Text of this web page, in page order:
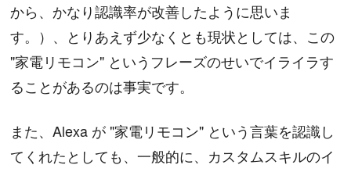
から、かなり認識率が改善したように思いま
す。）、とりあえず少なくとも現状としては、この
"家電リモコン" というフレーズのせいでイライラす
ることがあるのは事実です。
また、Alexa が "家電リモコン" という言葉を認識し
てくれたとしても、一般的に、カスタムスキルのイ